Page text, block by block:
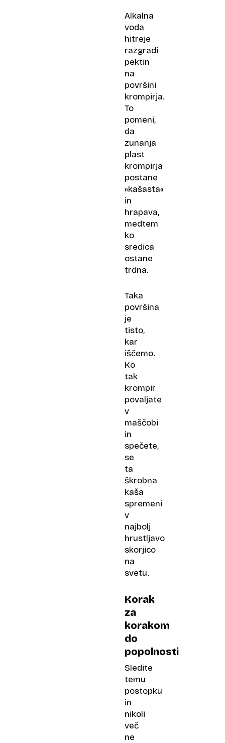
Alkalna
voda
hitreje
razgradi
pektin
na
površini
krompirja.
To
pomeni,
da
zunanja
plast
krompirja
postane
»kašasta«
in
hrapava,
medtem
ko
sredica
ostane
trdna.
Taka
površina
je
tisto,
kar
iščemo.
Ko
tak
krompir
povaljate
v
maščobi
in
spečete,
se
ta
škrobna
kaša
spremeni
v
najbolj
hrustljavo
skorjico
na
svetu.
Korak
za
korakom
do
popolnosti
Sledite
temu
postopku
in
nikoli
več
ne